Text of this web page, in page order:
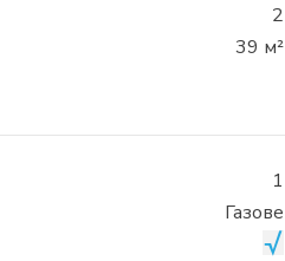
2
39 м²
1
Газове